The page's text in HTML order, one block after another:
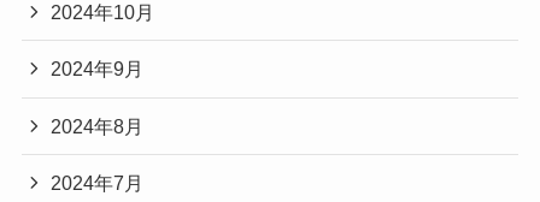
2024年10月
2024年9月
2024年8月
2024年7月